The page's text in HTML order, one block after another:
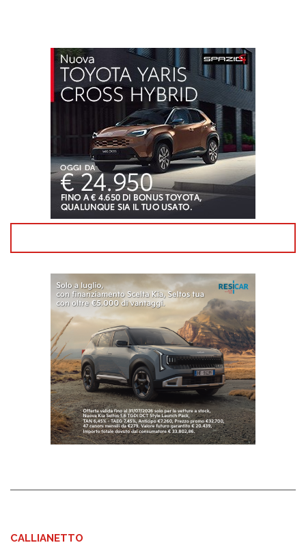
CALLIANETTO